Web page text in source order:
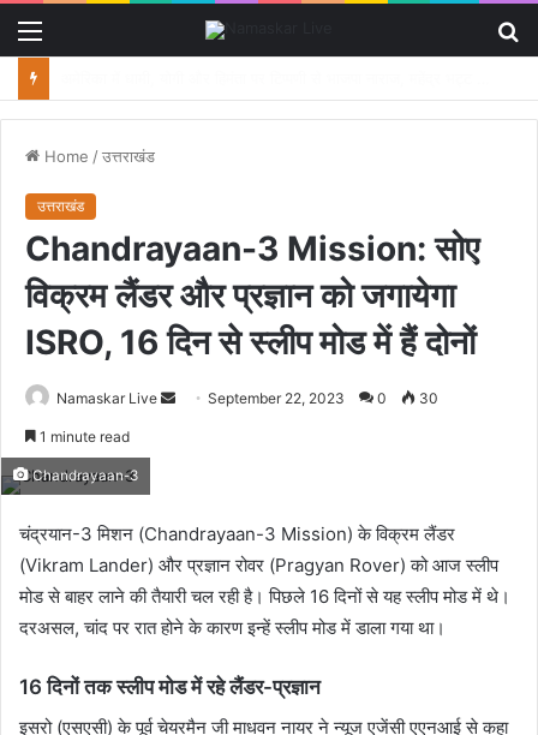
Home /उत्तराखंड
उत्तराखंड
Chandrayaan-3 Mission: सोए
विक्रम लैंडर और प्रज्ञान को जगायेगा
ISRO, 16 दिन से स्लीप मोड में हैं दोनों
Namaskar Live
n
e
m
a
l
September 22, 2023 0 30
1 minute read
Chandrayaan-3
चंद्रयान-3 मिशन (Chandrayaan-3 Mission) के विक्रम लैंडर
(Vikram Lander) और प्रज्ञान रोवर (Pragyan Rover) को आज स्लीप
मोड से बाहर लाने की तैयारी चल रही है। पिछले 16 दिनों से यह स्लीप मोड में थे।
दरअसल, चांद पर रात होने के कारण इन्हें स्लीप मोड में डाला गया था।
16 दिनों तक स्लीप मोड में रहे लैंडर-प्रज्ञान
इसरो (एसएसी) के पूर्व चेयरमैन जी माधवन नायर ने न्यूज एजेंसी एएनआई से कहा